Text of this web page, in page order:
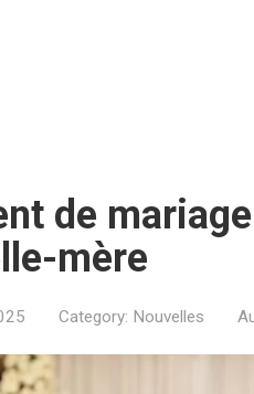
de
mère
Category: Nouvelles